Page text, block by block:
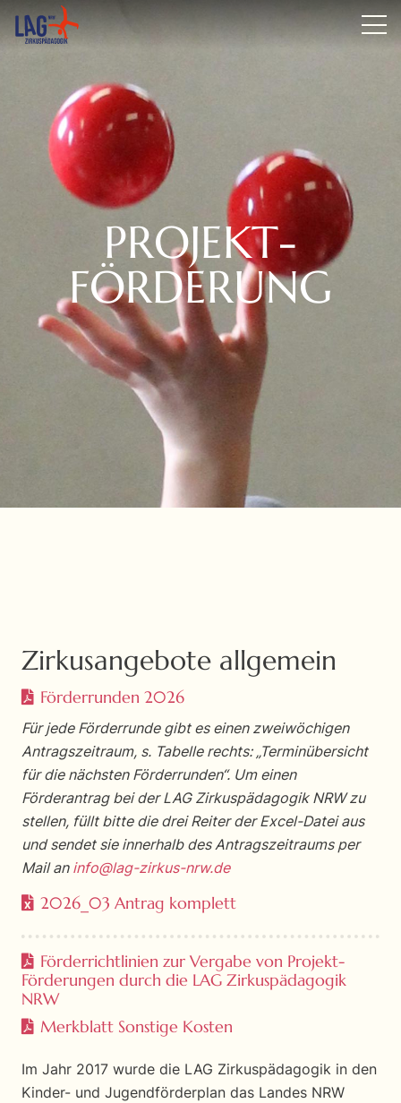
PROJEKT­
FÖRDERUNG
Zirkusangebote allgemein
Förderrunden 2026
Für jede Förderrunde gibt es einen zweiwöchigen
Antragszeitraum, s. Tabelle rechts: „Terminübersicht
für die nächsten Förderrunden“. Um einen
Förderantrag bei der LAG Zirkuspädagogik NRW zu
stellen, füllt bitte die drei Reiter der Excel-Datei aus
und sendet sie innerhalb des Antragszeitraums per
Mail an info@lag-zirkus-nrw.de
2026_03 Antrag komplett
Förderrichtlinien zur Vergabe von Projekt-
Förderungen durch die LAG Zirkuspädagogik
NRW
Merkblatt Sonstige Kosten
Im Jahr 2017 wurde die LAG Zirkuspädagogik in den
Kinder- und Jugendförderplan das Landes NRW